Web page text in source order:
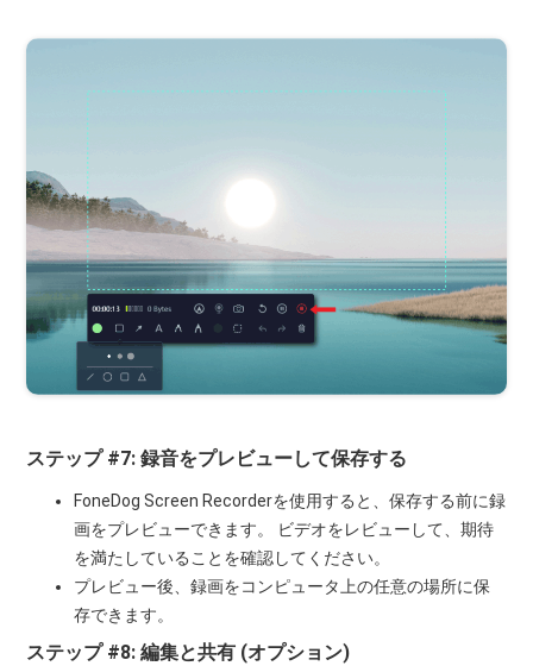
ステップ #7: 録音をプレビューして保存する
FoneDog Screen Recorderを使用すると、保存する前に録
画をプレビューできます。 ビデオをレビューして、期待
を満たしていることを確認してください。
プレビュー後、録画をコンピュータ上の任意の場所に保
存できます。
ステップ #8: 編集と共有 (オプション)